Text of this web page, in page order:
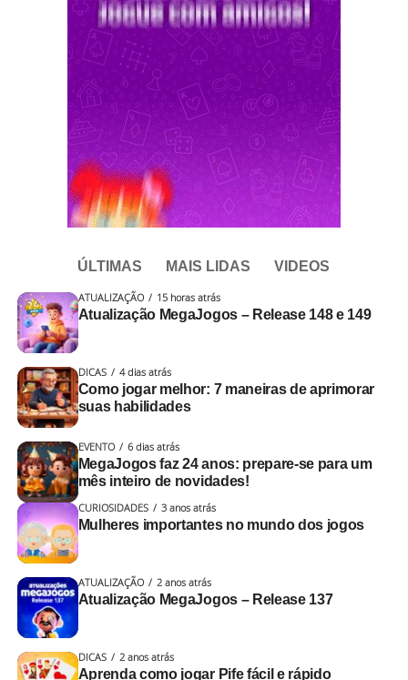
ÚLTIMAS MAIS LIDAS VIDEOS
ATUALIZAÇÃO 15 horas atrás
Atualização MegaJogos – Release 148 e 149
DICAS 4 dias atrás
Como jogar melhor: 7 maneiras de aprimorar
suas habilidades
EVENTO 6 dias atrás
MegaJogos faz 24 anos: prepare-se para um
mês inteiro de novidades!
CURIOSIDADES 3 anos atrás
Mulheres importantes no mundo dos jogos
ATUALIZAÇÃO 2 anos atrás
Atualização MegaJogos – Release 137
DICAS 2 anos atrás
Aprenda como jogar Pife fácil e rápido